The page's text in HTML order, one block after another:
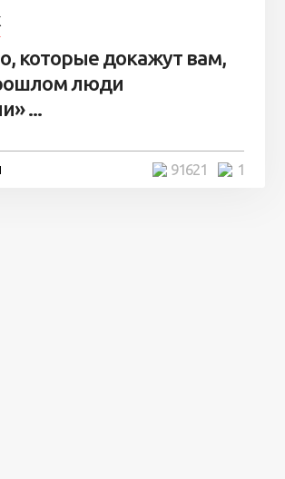
которые докажут вам,
люди
...
1
91621